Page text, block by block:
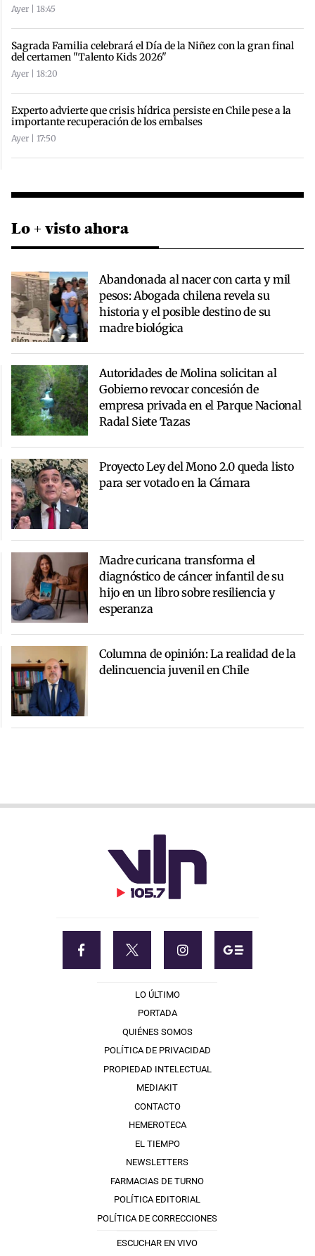
Ayer | 18:45
Sagrada Familia celebrará el Día de la Niñez con la gran final
del certamen "Talento Kids 2026"
Ayer | 18:20
Experto advierte que crisis hídrica persiste en Chile pese a la
importante recuperación de los embalses
Ayer | 17:50
Lo + visto ahora
Abandonada al nacer con carta y mil
pesos: Abogada chilena revela su
historia y el posible destino de su
madre biológica
Autoridades de Molina solicitan al
Gobierno revocar concesión de
empresa privada en el Parque Nacional
Radal Siete Tazas
Proyecto Ley del Mono 2.0 queda listo
para ser votado en la Cámara
Madre curicana transforma el
diagnóstico de cáncer infantil de su
hijo en un libro sobre resiliencia y
esperanza
Columna de opinión: La realidad de la
delincuencia juvenil en Chile
LO ÚLTIMO
PORTADA
QUIÉNES SOMOS
POLÍTICA DE PRIVACIDAD
PROPIEDAD INTELECTUAL
MEDIAKIT
CONTACTO
HEMEROTECA
EL TIEMPO
NEWSLETTERS
FARMACIAS DE TURNO
POLÍTICA EDITORIAL
POLÍTICA DE CORRECCIONES
ESCUCHAR EN VIVO